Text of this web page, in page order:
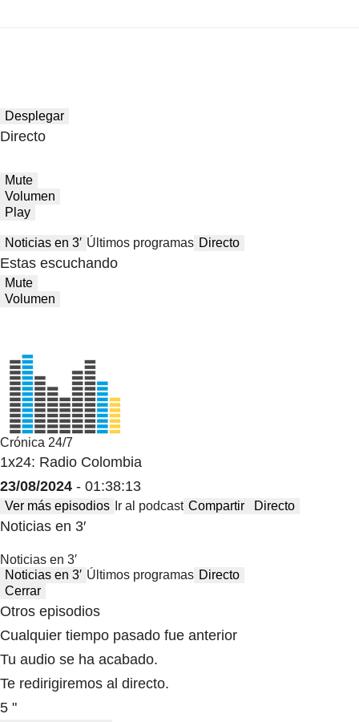
Desplegar
Directo
Mute
Volumen
Play
Noticias en 3′ Últimos programas Directo
Estas escuchando
Mute
Volumen
Crónica 24/7
1x24: Radio Colombia
23/08/2024 - 01:38:13
Ver más episodios Ir al podcast Compartir Directo
Noticias en 3′
Noticias en 3′
Noticias en 3′ Últimos programas Directo
Cerrar
Otros episodios
Cualquier tiempo pasado fue anterior
Tu audio se ha acabado.
Te redirigiremos al directo.
5 "